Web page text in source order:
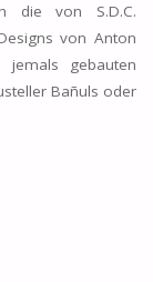
die von S.D.C.
von Anton
jemals gebauten
Bañuls oder